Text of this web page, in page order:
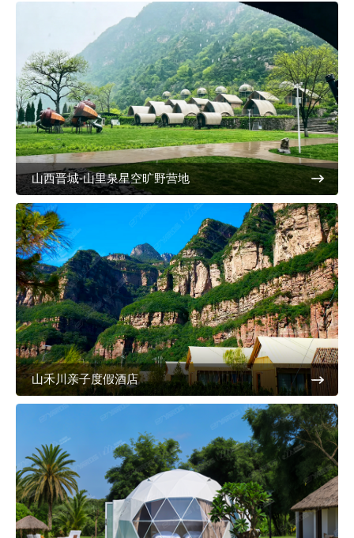
山西晋城-山里泉星空旷野营地
山禾川亲子度假酒店